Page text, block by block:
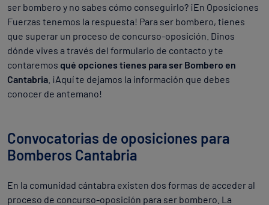
ser bombero y no sabes cómo conseguirlo? ¡En Oposiciones
Fuerzas tenemos la respuesta! Para ser bombero, tienes
que superar un proceso de concurso-oposición. Dinos
dónde vives a través del formulario de contacto y te
contaremos qué opciones tienes para ser Bombero en
Cantabria . ¡Aquí te dejamos la información que debes
conocer de antemano!
Convocatorias de oposiciones para
Bomberos Cantabria
En la comunidad cántabra existen dos formas de acceder al
proceso de concurso-oposición para ser bombero. La